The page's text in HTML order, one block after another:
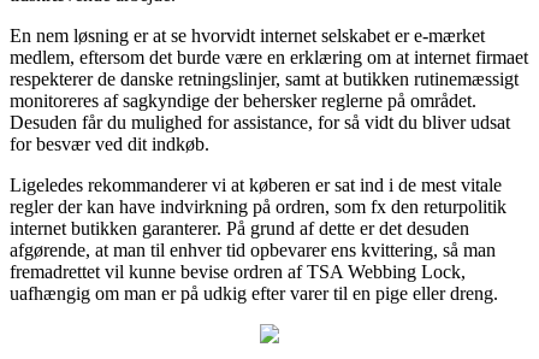
En nem løsning er at se hvorvidt internet selskabet er e-mærket
medlem, eftersom det burde være en erklæring om at internet firmaet
respekterer de danske retningslinjer, samt at butikken rutinemæssigt
monitoreres af sagkyndige der behersker reglerne på området.
Desuden får du mulighed for assistance, for så vidt du bliver udsat
for besvær ved dit indkøb.
Ligeledes rekommanderer vi at køberen er sat ind i de mest vitale
regler der kan have indvirkning på ordren, som fx den returpolitik
internet butikken garanterer. På grund af dette er det desuden
afgørende, at man til enhver tid opbevarer ens kvittering, så man
fremadrettet vil kunne bevise ordren af TSA Webbing Lock,
uafhængig om man er på udkig efter varer til en pige eller dreng.